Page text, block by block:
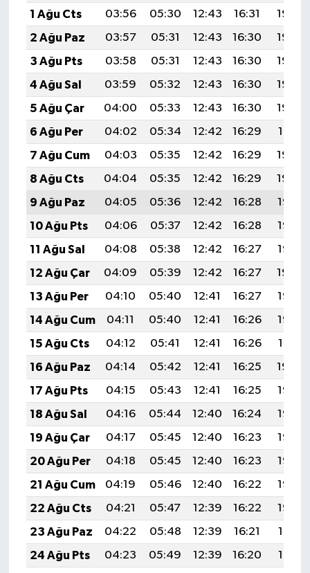
1 Ağu Cts
03:56 05:30 12:43 16:31
19:46
2 Ağu Paz
03:57 05:31 12:43 16:30
19:45
3 Ağu Pts
03:58 05:31 12:43 16:30
19:44
4 Ağu Sal
03:59 05:32 12:43 16:30
19:43
5 Ağu Çar
04:00 05:33 12:43 16:30
19:42
6 Ağu Per
04:02 05:34 12:42 16:29
19:41
7 Ağu Cum
04:03 05:35 12:42 16:29
19:40
8 Ağu Cts
04:04 05:35 12:42 16:29
19:39
9 Ağu Paz
04:05 05:36 12:42 16:28
19:38
10 Ağu Pts
04:06 05:37 12:42 16:28
19:37
11 Ağu Sal
04:08 05:38 12:42 16:27
19:36
12 Ağu Çar
04:09 05:39 12:42 16:27
19:34
13 Ağu Per
04:10 05:40 12:41 16:27
19:33
14 Ağu Cum
04:11 05:40 12:41 16:26
19:32
15 Ağu Cts
04:12 05:41 12:41 16:26
19:31
16 Ağu Paz
04:14 05:42 12:41 16:25
19:30
17 Ağu Pts
04:15 05:43 12:41 16:25
19:28
18 Ağu Sal
04:16 05:44 12:40 16:24
19:27
19 Ağu Çar
04:17 05:45 12:40 16:23
19:26
20 Ağu Per
04:18 05:45 12:40 16:23
19:25
21 Ağu Cum
04:19 05:46 12:40 16:22
19:23
22 Ağu Cts
04:21 05:47 12:39 16:22
19:22
23 Ağu Paz
04:22 05:48 12:39 16:21
19:21
24 Ağu Pts
04:23 05:49 12:39 16:20 19:19